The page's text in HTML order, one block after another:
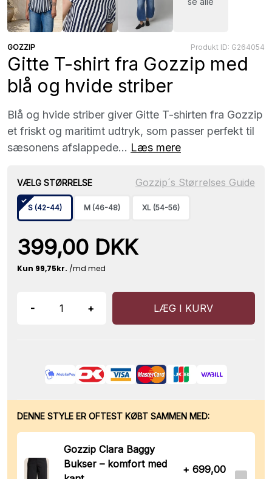
GOZZIP Produkt ID: G264054
Gitte T-shirt fra Gozzip med
blå og hvide striber
Blå og hvide striber giver Gitte T-shirten fra Gozzip
et friskt og maritimt udtryk, som passer perfekt til
sæsonens afslappede... Læs mere
VÆLG STØRRELSE Gozzip´s Størrelses Guide
S (42-44) M (46-48) XL (54-56)
399,00 DKK
- + LÆG I KURV
DENNE STYLE ER OFTEST KØBT SAMMEN MED:
Gozzip Clara Baggy
Bukser – komfort med
+ 699,00